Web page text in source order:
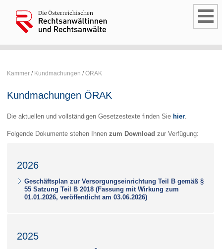
Kammer / Kundmachungen /ÖRAK
Kundmachungen ÖRAK
Die aktuellen und vollständigen Gesetzestexte finden Sie hier
Folgende Dokumente stehen Ihnen zum Download zur Verfügung:
2026
Geschäftsplan zur Versorgungseinrichtung Teil B gemäß §
55 Satzung Teil B 2018 (Fassung mit Wirkung zum
01.01.2026, veröffentlicht am 03.06.2026)
2025